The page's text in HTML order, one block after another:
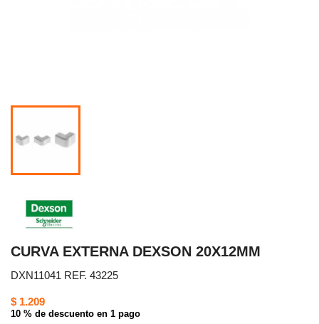
CURVA EXTERNA DEXSON 20X12MM
DXN11041 REF. 43225
$ 1.209
10 % de descuento en 1 pago